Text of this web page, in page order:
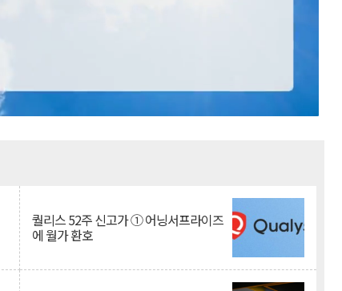
퀄리스 52주 신고가 ① 어닝서프라이즈
에 월가 환호